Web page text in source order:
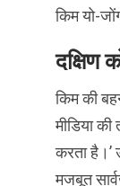
किम यो-
दक्षिण
किम की
मीडिया
करता है।’
मजबूत